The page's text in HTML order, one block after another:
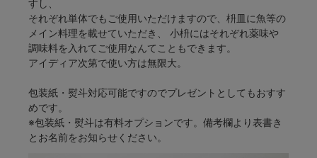
すし、
それぞれ単体でもご使用いただけますので、枡皿に魚等の
メイン料理を載せていただき、 小枡にはそれぞれ薬味や
調味料を入れてご使用なんてこともできます。
アイディア次第で使い方は無限大。
包装紙・熨斗対応可能ですのでプレゼントとしてもおすす
めです。
※包装紙・熨斗は有料オプションです。備考欄より表書き
とお名前をお知らせください。